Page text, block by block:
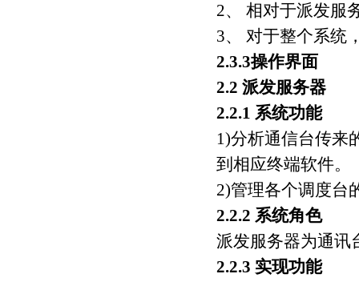
2、 相对于派发服
3、 对于整个系统
2.3.3操作界面
2.2 派发服务器
2.2.1 系统功能
1)分析通信台传来
到相应终端软件。
2)管理各个调度台
2.2.2 系统角色
派发服务器为通讯
2.2.3 实现功能